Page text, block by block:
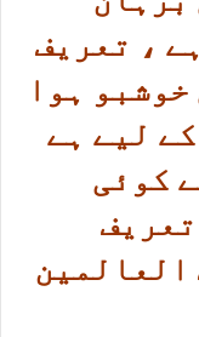
، تعریف
ہوا
لیے ہے
کوئی
العالمین